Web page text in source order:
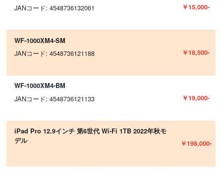
JANコード: 4548736132061 ￥15,000-
WF-1000XM4-SM
JANコード: 4548736121188 ￥18,500-
WF-1000XM4-BM
JANコード: 4548736121133 ￥19,000-
iPad Pro 12.9インチ 第6世代 Wi-Fi 1TB 2022年秋モ
デル
￥198,000-